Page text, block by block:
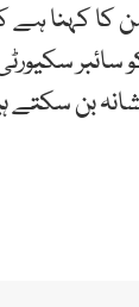
کہنا ہے
بن سکتے